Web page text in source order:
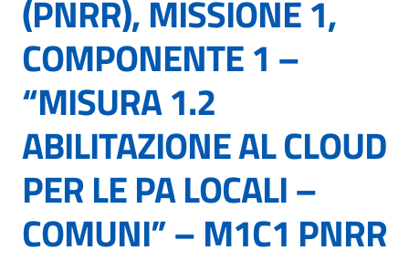
(PNRR), MISSIONE 1,
COMPONENTE 1 –
“MISURA 1.2
ABILITAZIONE AL CLOUD
PER LE PA LOCALI –
COMUNI” – M1C1 PNRR